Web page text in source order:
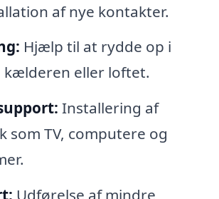
af nye kontakter.
Hjælp til at rydde op i
kælderen eller loftet.
Installering af
som TV, computere og
Udførelse af mindre